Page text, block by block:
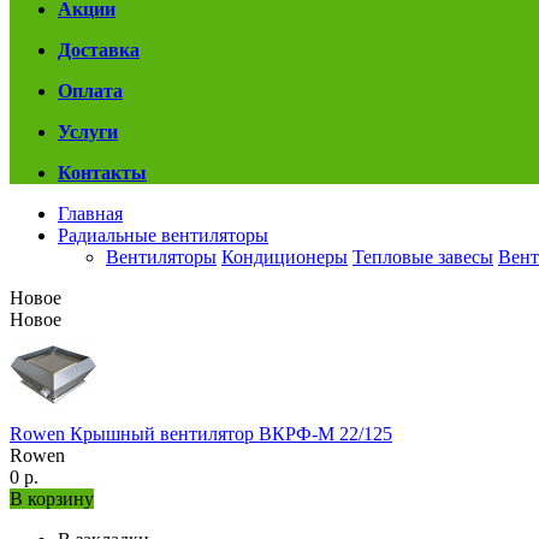
Акции
Доставка
Оплата
Услуги
Контакты
Главная
Радиальные вентиляторы
Вентиляторы Кондиционеры Тепловые завесы
Новое
Новое
Rowen Крышный вентилятор ВКРФ-М 22/125
Rowen
0 р.
В корзину